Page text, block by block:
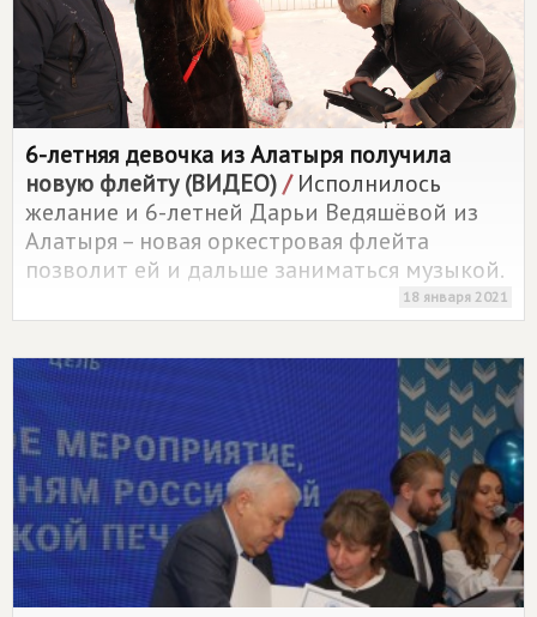
6-летняя девочка из Алатыря получила
новую флейту (ВИДЕО)/Исполнилось
желание и 6-летней Дарьи Ведяшёвой из
Алатыря – новая оркестровая флейта
позволит ей и дальше заниматься музыкой.
18 января 2021